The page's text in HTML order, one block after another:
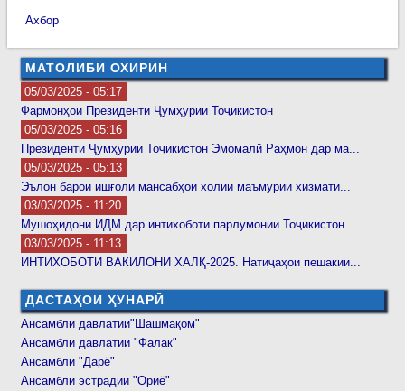
Ахбор
МАТОЛИБИ ОХИРИН
05/03/2025 - 05:17
Фармонҳои Президенти Ҷумҳурии Тоҷикистон
05/03/2025 - 05:16
Президенти Ҷумҳурии Тоҷикистон Эмомалӣ Раҳмон дар ма...
05/03/2025 - 05:13
Эълон барои ишғоли мансабҳои холии маъмурии хизмати...
03/03/2025 - 11:20
Мушоҳидони ИДМ дар интихоботи парлумонии Тоҷикистон...
03/03/2025 - 11:13
ИНТИХОБОТИ ВАКИЛОНИ ХАЛҚ-2025. Натиҷаҳои пешакии...
ДАСТАҲОИ ҲУНАРӢ
Ансамбли давлатии"Шашмақом"
Ансамбли давлатии "Фалак"
Ансамбли "Дарё"
Ансамбли эстрадии "Ориё"